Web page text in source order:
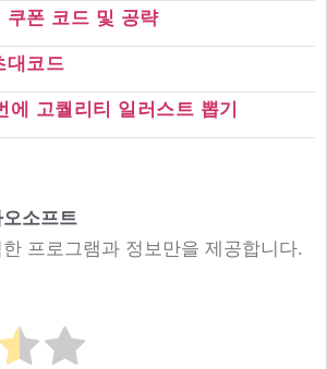
쿠폰 코드 및 공략
대코드
고퀄리티 일러스트 뽑기
오소프트
한 프로그램과 정보만을 제공합니다.